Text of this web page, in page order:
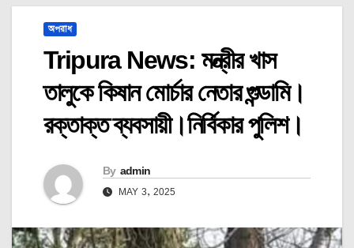
অপরাধ
Tripura News: মন্ত্রীর খাস
তালুকে কিষান মোর্চার নেতার গুন্ডামি।
রক্তাক্ত ব্যবসায়ী।নির্বিকার পুলিশ।
By admin
MAY 3, 2025